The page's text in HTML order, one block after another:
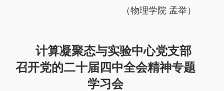
（物理学院 孟举）
计算凝聚态与实验中心党支部
召开党的二十届四中全会精神专题
学习会